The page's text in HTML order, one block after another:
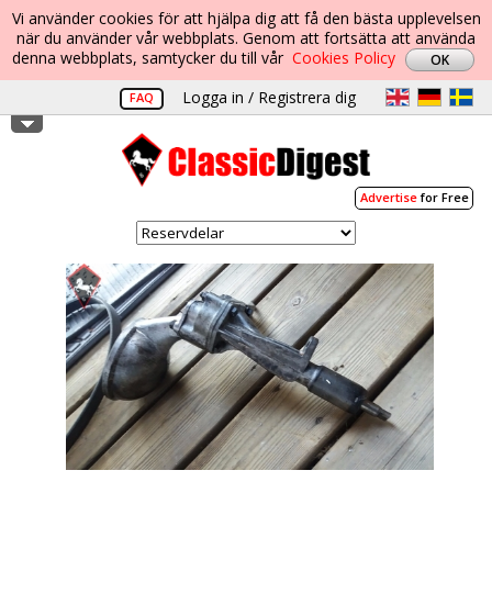
Vi använder cookies för att hjälpa dig att få den bästa upplevelsen
när du använder vår webbplats. Genom att fortsätta att använda
denna webbplats, samtycker du till vår Cookies Policy
FAQ Logga in / Registrera dig
Advertisefor Free